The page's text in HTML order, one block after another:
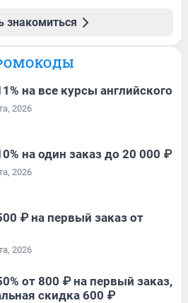
знакомиться
на все курсы английского
2026
на один заказ до 20 000 ₽
2026
₽ на первый заказ от
2026
от 800 ₽ на первый заказ,
скидка 600 ₽